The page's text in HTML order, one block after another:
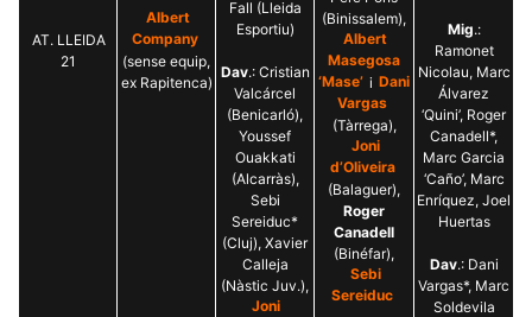
AT. LLEIDA
21
Albert
Company
(sense equip,
ex Rapitenca)
Fall (Lleida
Esportiu)
Dav.: Cristian
Valcárcel
(Benicarló),
Youssef
Ouakkati
(Alcarràs),
Sebi
Sereiduc*
(Cluj), Xavier
Calleja
(Nàstic Juv.),
Joni
(Binissalem),
Albert
Masegosa
‘Mase’ i Dani
Vargas
(Tàrrega),
Joni
d’Oliveira
(Balaguer),
Roger
Canadell
(Binéfar),
Sebi
Sereiduc
Mig.:
Ramonet
Nicolau, Marc
Álvarez
‘Quini’, Roger
Canadell*,
Marc Garcia
‘Caño’, Marc
Enríquez, Joel
Huertas
Dav.: Dani
Vargas*, Marc
Soldevila
En compartir
els teus
interessos i
comportament
mentre
navegues pel
nostre lloc
incrementes
la possibilitat
de mirar
anuncis,
ofertes i
contingut
personalitzat.